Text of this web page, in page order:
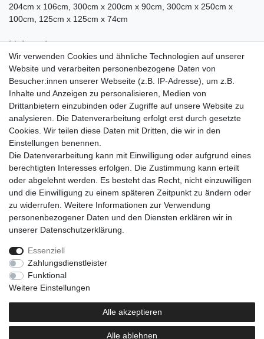
204cm x 106cm, 300cm x 200cm x 90cm, 300cm x 250cm x
100cm, 125cm x 125cm x 74cm
Lieferumfang:
• 1x Gartenmöbel Abdeckung KESSER
• 1x Aufbewahrungstasche
Einkaufen
Zahlungsarten
Versandarten & -kosten
Warenkorb
Kasse
Widerrufsrecht
Mein Konto
Anmelden
Registrieren
Unternehmen
Kontakt
Impressum
Wir verwenden Cookies und ähnliche Technologien auf unserer
Website und verarbeiten personenbezogene Daten von
Besucher:innen unserer Webseite (z.B. IP-Adresse), um z.B.
Inhalte und Anzeigen zu personalisieren, Medien von
Drittanbietern einzubinden oder Zugriffe auf unsere Website zu
analysieren. Die Datenverarbeitung erfolgt erst durch gesetzte
Cookies. Wir teilen diese Daten mit Dritten, die wir in den
Einstellungen benennen.
Die Datenverarbeitung kann mit Einwilligung oder aufgrund eines
berechtigten Interesses erfolgen. Die Zustimmung kann erteilt
oder abgelehnt werden. Es besteht das Recht, nicht einzuwilligen
und die Einwilligung zu einem späteren Zeitpunkt zu ändern oder
zu widerrufen. Weitere Informationen zur Verwendung
personenbezogener Daten und den Diensten erklären wir in
unserer Daten­schutz­erklärung
Essenziell
Zahlungsdienstleister
Funktional
Weitere Einstellungen
Alle akzeptieren
Alle ablehnen